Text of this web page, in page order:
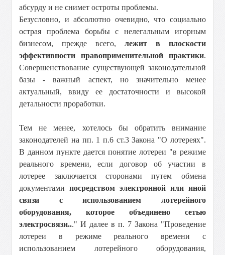
абсурду и не снимет остроты проблемы.
Безусловно, и абсолютно очевидно, что социально
острая проблема борьбы с нелегальным игорным
бизнесом, прежде всего, лежит в плоскости
эффективности правоприменительной практики.
Совершенствование существующей законодательной
базы - важный аспект, но значительно менее
актуальный, ввиду ее достаточности и высокой
детальности проработки.
Тем не менее, хотелось бы обратить внимание
законодателей на пп. 1 п.6 ст.3 Закона "О лотереях".
В данном пункте дается понятие лотереи "в режиме
реального времени, если договор об участии в
лотерее заключается сторонами путем обмена
документамипосредством электронной или иной
связи с использованием лотерейного
оборудования, которое объединено сетью
электросвязи..." И далее в п. 7 Закона "Проведение
лотереи в режиме реального времени с
использованием лотерейного оборудования,